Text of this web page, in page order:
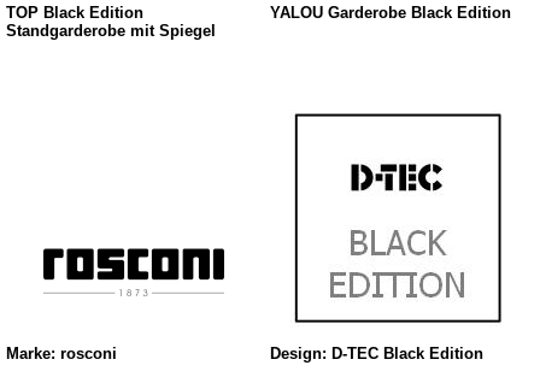
TOP Black Edition
Standgarderobe mit Spiegel
YALOU Garderobe Black Edition
Marke: rosconi Design: D-TEC Black Edition